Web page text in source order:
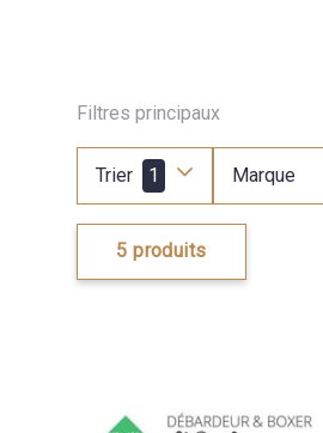
Filtres principaux
Trier 1 Marque
5 produits